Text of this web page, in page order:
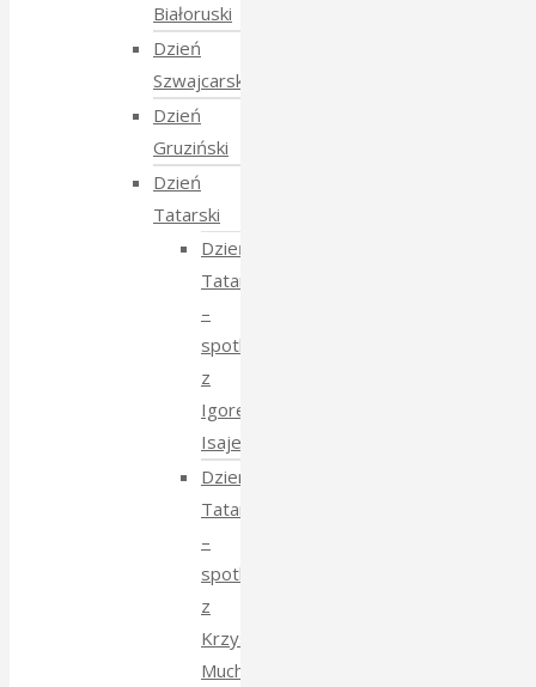
Białoruski
Dzień
Szwajcarski
Dzień
Gruziński
Dzień
Tatarski
Dzień
Tatarski
–
spotkanie
z
Igorem
Isajewem
Dzien
Tatarski
–
spotkanie
z
Krzysztofem
Mucharskim